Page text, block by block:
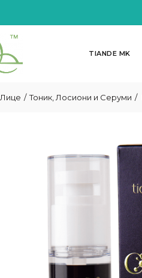
TIANDE MK
Лице Тоник, Лосиони и Серуми